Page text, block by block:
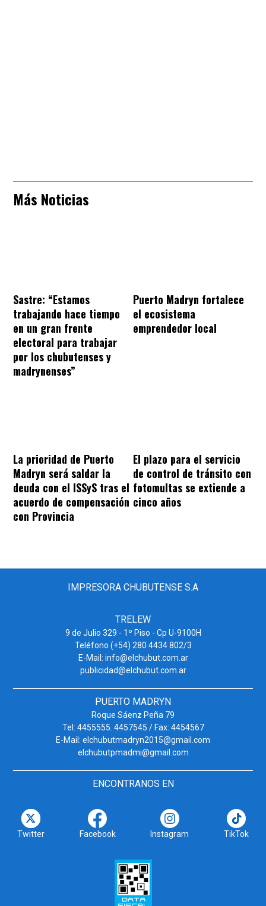
Más Noticias
Sastre: “Estamos
trabajando hace tiempo
en un gran frente
electoral para trabajar
por los chubutenses y
madrynenses”
Puerto Madryn fortalece
el ecosistema
emprendedor local
La prioridad de Puerto
Madryn será saldar la
deuda con el ISSyS tras el
acuerdo de compensación
con Provincia
El plazo para el servicio
de control de tránsito con
fotomultas se extiende a
cinco años
IMPRESORA CHUBUTENSE S.A
TRELEW
9 de Julio 329 - 1º Piso - Cp U-9100H
Teléfono (+54) 280 4434 802/3
E-Mail: info@elchubut.com.ar
publicidad@elchubut.com.ar
PUERTO MADRYN
Roque Sáenz Peña 79
Tel: 4455555. 4457545 / Fax: 4454567
E-Mail: elchubutmadryn2015@gmail.com
elchubutpmadmi@gmail.com
ENCONTRANOS EN
Twitter Facebook Instagram TikTok